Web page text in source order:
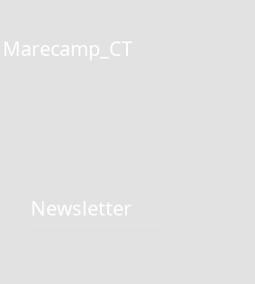
Marecamp_CT
Newsletter